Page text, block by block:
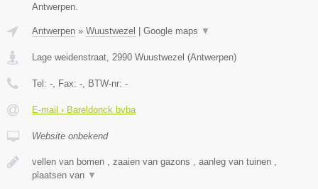
Antwerpen.
Antwerpen » Wuustwezel Google maps ▼
Lage weidenstraat 2990 Wuustwezel (Antwerpen)
Tel: - , Fax: - , BTW-nr: -
E-mail › Bareldonck bvba
Website onbekend
vellen van bomen , zaaien van gazons , aanleg van tuinen ,
plaatsen van ▼